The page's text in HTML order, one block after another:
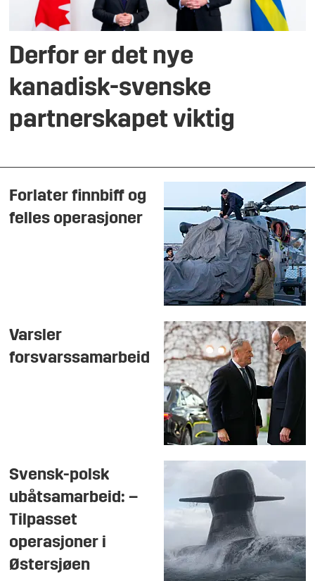
Derfor er det nye
kanadisk-svenske
partnerskapet viktig
Forlater finnbiff og
felles operasjoner
Varsler
forsvarssamarbeid
Svensk-polsk
ubåtsamarbeid: –
Tilpasset
operasjoner i
Østersjøen